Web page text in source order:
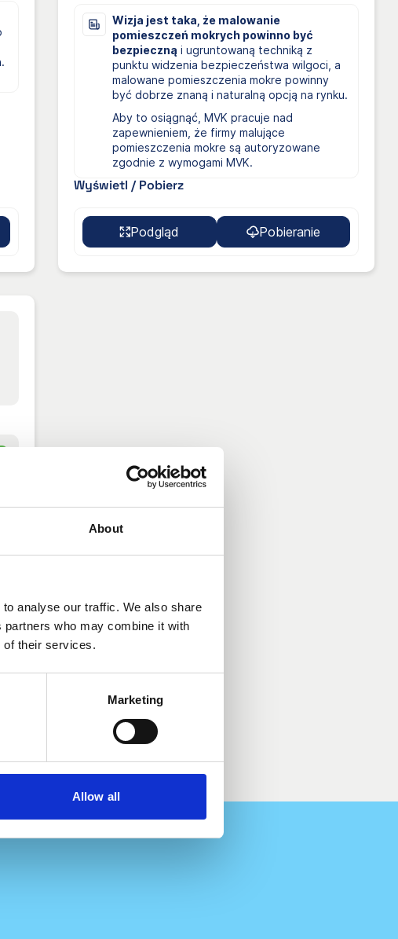
About
analyse our traffic. We also share
who may combine it with
of their services.
Marketing
Allow all
Wizja jest taka, że malowanie
pomieszczeń mokrych powinno być
bezpieczną i ugruntowaną techniką z
punktu widzenia bezpieczeństwa wilgoci, a
malowane pomieszczenia mokre powinny
być dobrze znaną i naturalną opcją na rynku.
Aby to osiągnąć, MVK pracuje nad
zapewnieniem, że firmy malujące
pomieszczenia mokre są autoryzowane
zgodnie z wymogami MVK.
Wyświetl / Pobierz
Podgląd Pobieranie